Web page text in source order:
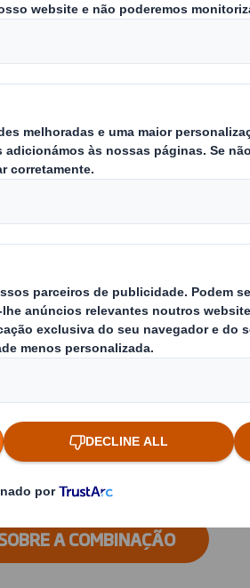
para liderar a
emissões de
do nosso modelo
ao ajudar a criar
É um percurso que temos
de uma década.
sustentável.
sustentável.
A COMBINAÇÃO